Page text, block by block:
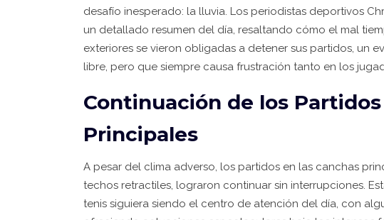
desafío inesperado: la lluvia. Los periodistas deportivos
un detallado resumen del día, resaltando cómo el mal
exteriores se vieron obligadas a detener sus partidos, un
libre, pero que siempre causa frustración tanto en los
Continuación de los
Principales
A pesar del clima adverso, los partidos en las canchas
techos retractiles, lograron continuar sin interrupciones.
tenis siguiera siendo el centro de atención del día, con